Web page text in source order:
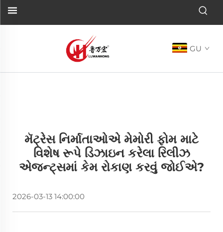
GU
મૅટ્રેસ નિર્માતાઓએ મેમોરી ફોમ માટે
વિશેષ રૂપે ડિઝાઇન કરેલા રિલીઝ
એજન્ટ્સમાં કેમ રોકાણ કરવું જોઈએ?
2026-03-13 14:00:00